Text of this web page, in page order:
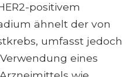
positivem
ähnelt der von
umfasst jedoch
eines